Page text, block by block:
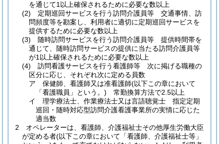
を通じて1以上確保されるために必要な数以上
(2)
定期巡回サービスを行う訪問介護員等 交通事情、訪
問頻度等を勘案し、利用者に適切に定期巡回サービスを
提供するために必要な数以上
(3)
随時訪問サービスを行う訪問介護員等 提供時間帯を
通じて、随時訪問サービスの提供に当たる訪問介護員等
が1以上確保されるために必要な数以上
(4)
訪問看護サービスを行う看護師等 次に掲げる職種の
区分に応じ、それぞれ次に定める員数
ア
保健師、看護師又は准看護師(以下この章において
「看護職員」という。) 常勤換算方法で2.5以上
イ
理学療法士、作業療法士又は言語聴覚士 指定定期
巡回・随時対応型訪問介護看護事業所の実情に応じた
適当数
2
オペレーターは、看護師、介護福祉士その他厚生労働大臣
が定める者(以下この章において「看護師、介護福祉士等」